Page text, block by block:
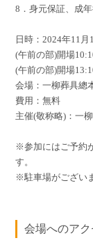
8．身元保証、成
日時：2024年11月
(午前の部)開場
(午前の部)開場
会場：一柳葬具總
費用：無料
主催(敬称略)：一
※参加にはご予約
す。
※駐車場がござい
会場へのアク